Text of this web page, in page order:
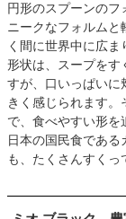
円形のスプーンの
ニークなフォルム
く間に世界中に広
形状は、スープをす
すが、口いっぱいに
きく感じられます
で、食べやすい形を
日本の国民食であ
も、たくさんすくっ